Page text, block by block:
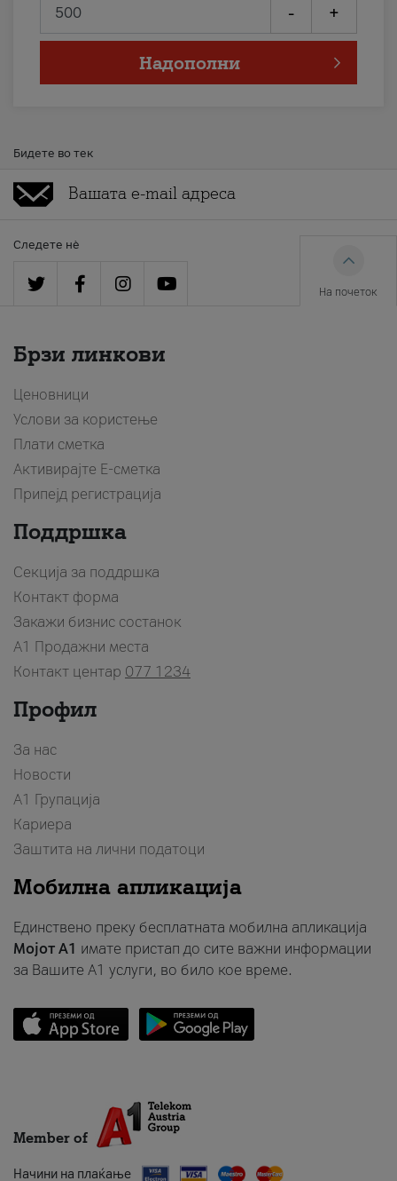
- +
Надополни
Бидете во тек
Следете нè
На почеток
Брзи линкови
Ценовници
Услови за користење
Плати сметка
Активирајте Е-сметка
Припејд регистрација
Поддршка
Секција за поддршка
Контакт форма
Закажи бизнис состанок
A1 Продажни места
Контакт центар 077 1234
Профил
За нас
Новости
А1 Групација
Кариера
Заштита на лични податоци
Мобилна апликација
Единствено преку бесплатната мобилна апликација
Мојот A1 имате пристап до сите важни информации
за Вашите A1 услуги, во било кое време.
Member of
Начини на плаќање